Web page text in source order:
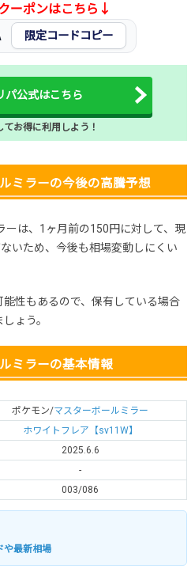
ーポンはこちら↓
限定コードコピー
パ公式はこちら
お得に利用しよう！
ミラーの今後の高騰予想
ーは、1ヶ月前の150円に対して、現
いため、今後も相場変動しにくい
性もあるので、保有している場合
ょう。
ミラーの基本情報
ポケモン/マスターボールミラー
ホワイトフレア【sv11W】
2025.6.6
-
003/086
や最新相場